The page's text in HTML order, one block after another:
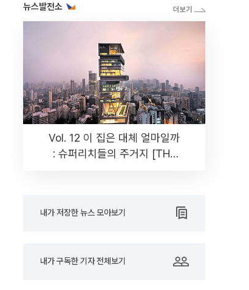
뉴스발전소
Vol. 12 이 집은 대체 얼마일까
: 슈퍼리치들의 주거지 [THE
내가 저장한 뉴스 모아보기
내가 구독한 기자 전체보기